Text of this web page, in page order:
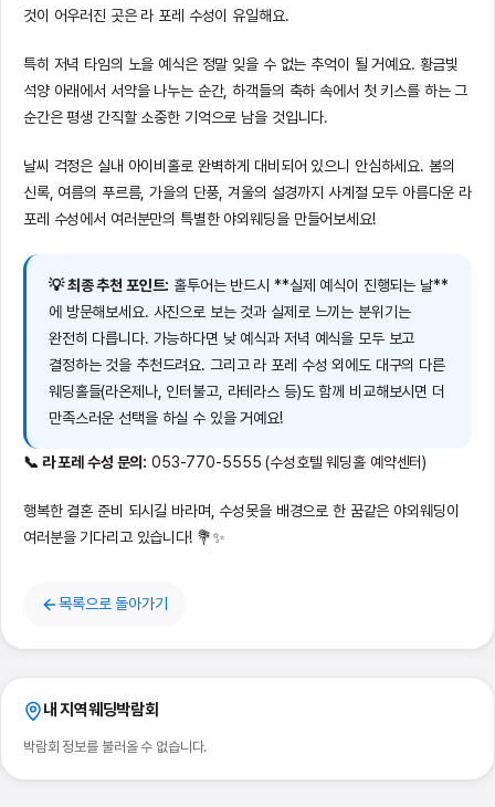
것이 어우러진 곳은 라 포레 수성이 유일해요.
특히 저녁 타임의 노을 예식은 정말 잊을 수 없는 추억이 될 거예요. 황금빛
석양 아래에서 서약을 나누는 순간, 하객들의 축하 속에서 첫 키스를 하는 그
순간은 평생 간직할 소중한 기억으로 남을 것입니다.
날씨 걱정은 실내 아이비홀로 완벽하게 대비되어 있으니 안심하세요. 봄의
신록, 여름의 푸르름, 가을의 단풍, 겨울의 설경까지 사계절 모두 아름다운 라
포레 수성에서 여러분만의 특별한 야외웨딩을 만들어보세요!
💡 최종 추천 포인트: 홀투어는 반드시 **실제 예식이 진행되는 날**
에 방문해보세요. 사진으로 보는 것과 실제로 느끼는 분위기는
완전히 다릅니다. 가능하다면 낮 예식과 저녁 예식을 모두 보고
결정하는 것을 추천드려요. 그리고 라 포레 수성 외에도 대구의 다른
웨딩홀들(라온제나, 인터불고, 라테라스 등)도 함께 비교해보시면 더
만족스러운 선택을 하실 수 있을 거예요!
📞 라 포레 수성 문의: 053-770-5555 (수성호텔 웨딩홀 예약센터)
행복한 결혼 준비 되시길 바라며, 수성못을 배경으로 한 꿈같은 야외웨딩이
여러분을 기다리고 있습니다! 💐✨
목록으로 돌아가기
내 지역웨딩박람회
박람회 정보를 불러올 수 없습니다.